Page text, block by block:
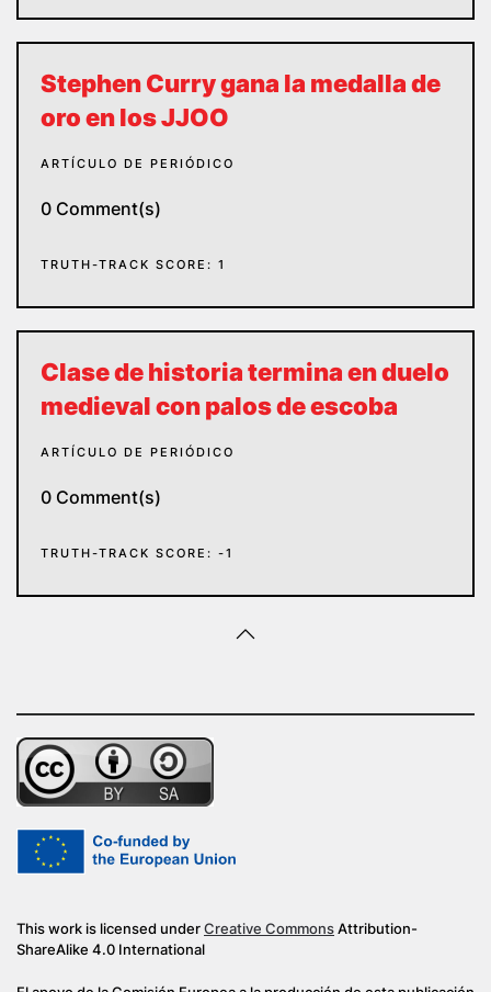
Stephen Curry gana la medalla de
oro en los JJOO
ARTÍCULO DE PERIÓDICO
0 Comment(s)
TRUTH-TRACK SCORE: 1
Clase de historia termina en duelo
medieval con palos de escoba
ARTÍCULO DE PERIÓDICO
0 Comment(s)
TRUTH-TRACK SCORE: -1
This work is licensed underCreative CommonsAttribution-
ShareAlike 4.0 International